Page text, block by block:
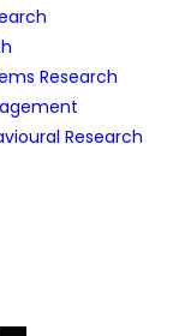
Research
Research